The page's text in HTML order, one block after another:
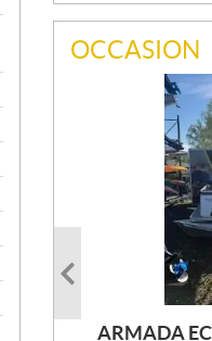
OCCASION
ARMADA
AUTRE